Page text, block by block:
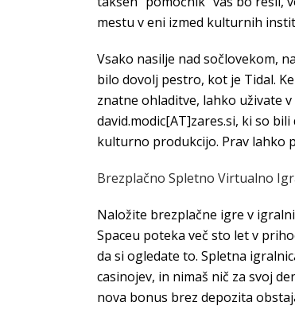
mestu v eni izmed kulturnih
Vsako nasilje nad sočlovekom,
bilo dovolj pestro, kot je Tidal.
znatne ohladitve, lahko uživate
david.modic[AT]zares.si, ki so
kulturno produkcijo. Prav lahko
Brezplačno Spletno Virtualno
Naložite brezplačne igre v
Spaceu poteka več sto let v
da si ogledate to. Spletna
casinojev, in nimaš nič za svoj
nova bonus brez depozita